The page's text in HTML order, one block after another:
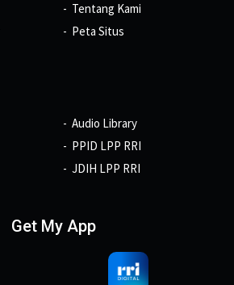
Tentang Kami
Peta Situs
Audio Library
PPID LPP RRI
JDIH LPP RRI
Get My App